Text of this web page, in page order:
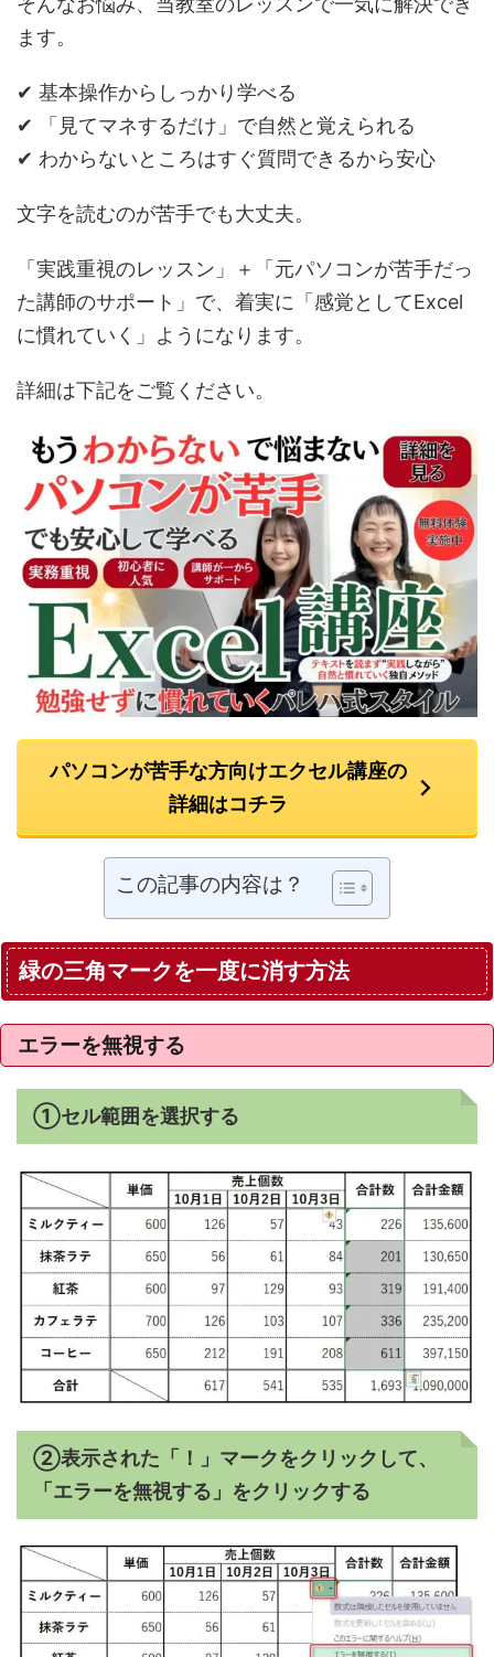
ます。
✔ 基本操作からしっかり学べる
✔ 「見てマネするだけ」で自然と覚えられる
✔ わからないところはすぐ質問できるから安心
文字を読むのが苦手でも大丈夫。
「実践重視のレッスン」＋「元パソコンが苦手だっ
た講師のサポート」で、着実に「感覚としてExcel
に慣れていく」ようになります。
詳細は下記をご覧ください。
パソコンが苦手な方向けエクセル講座の
詳細はコチラ
この記事の内容は？
緑の三角マークを一度に消す方法
エラーを無視する
①セル範囲を選択する
②表示された「！」マークをクリックして、
「エラーを無視する」をクリックする